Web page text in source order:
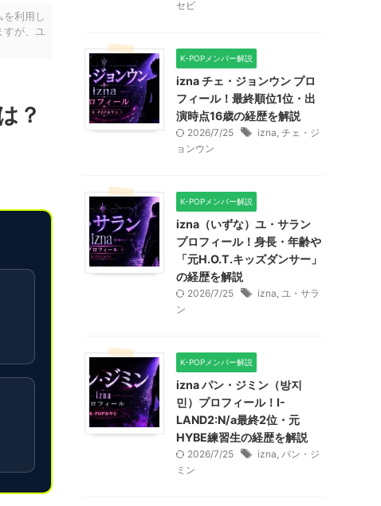
利用し
が、ユ
？
セビ
K-POPメンバー解説
izna チェ・ジョンウン プロ
フィール！最終順位1位・出
演時点16歳の経歴を解説
2026/7/25 izna, チェ・ジ
ョンウン
K-POPメンバー解説
izna（いずな）ユ・サラン
プロフィール！身長・年齢や
「元H.O.T.キッズダンサー」
の経歴を解説
2026/7/25 izna, ユ・サラ
ン
K-POPメンバー解説
izna パン・ジミン（방지
민）プロフィール！I-
LAND2:N/a最終2位・元
HYBE練習生の経歴を解説
2026/7/25 izna, パン・ジ
ミン